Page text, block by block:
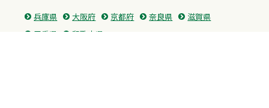
兵庫県 大阪府 京都府 奈良県
滋賀県
三重県
和歌山県